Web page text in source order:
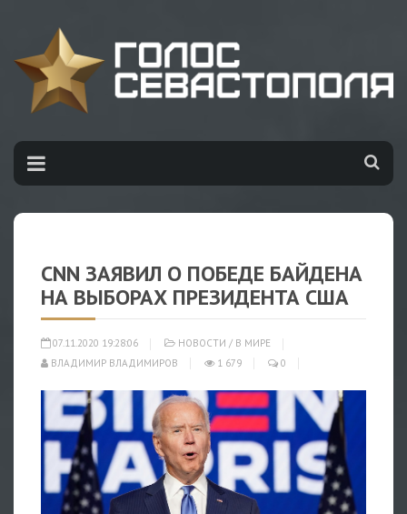
CNN ЗАЯВИЛ О ПОБЕДЕ БАЙДЕНА
НА ВЫБОРАХ ПРЕЗИДЕНТА США
07.11.2020 19:28:06 НОВОСТИ / В МИРЕ
ВЛАДИМИР ВЛАДИМИРОВ
1 679 0